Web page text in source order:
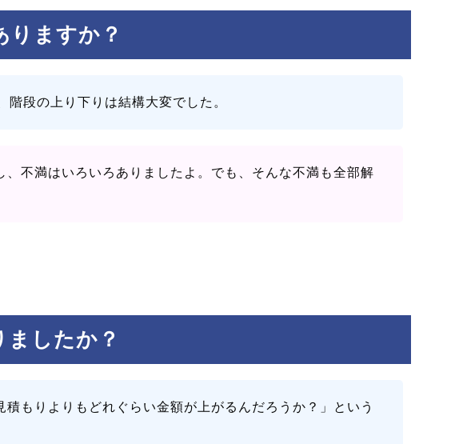
りますか？
段の上り下りは結構大変でした。
不満はいろいろありましたよ。でも、そんな不満も全部解
したか？
もりよりもどれぐらい金額が上がるんだろうか？」という